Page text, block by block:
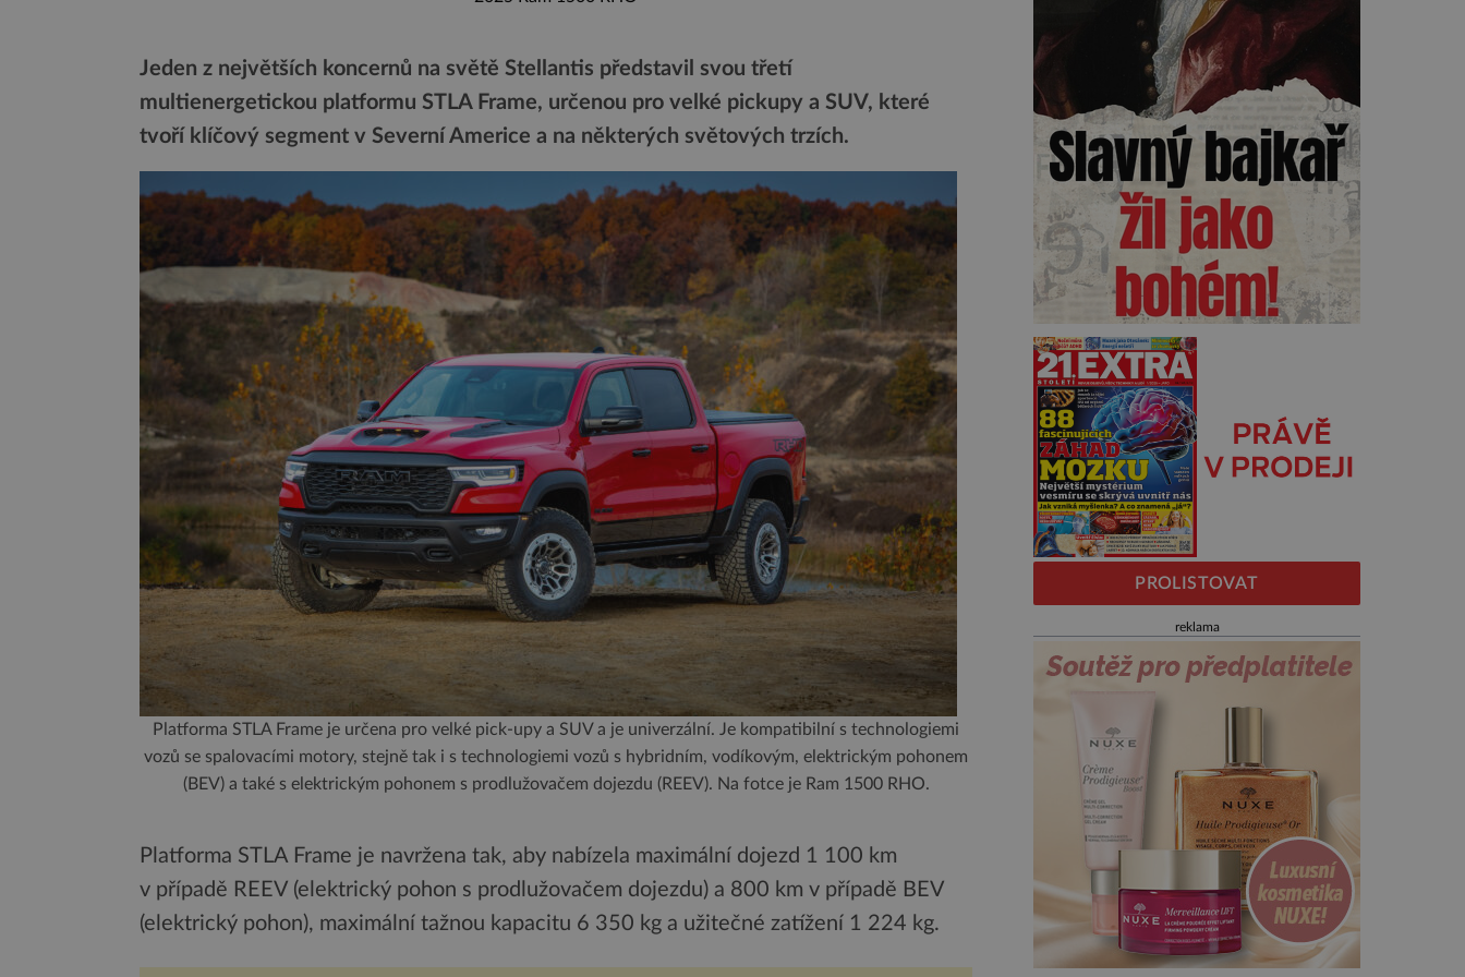
Jeden z největších koncernů na světě Stellantis představil svou třetí
multienergetickou platformu STLA Frame, určenou pro velké pickupy a SUV, které
tvoří klíčový segment v Severní Americe a na některých světových trzích.
Platforma STLA Frame je určena pro velké pick-upy a SUV a je univerzální. Je kompatibilní s technologiemi
vozů se spalovacími motory, stejně tak i s technologiemi vozů s hybridním, vodíkovým, elektrickým pohonem
(BEV) a také s elektrickým pohonem s prodlužovačem dojezdu (REEV). Na fotce je Ram 1500 RHO.
Platforma STLA Frame je navržena tak, aby nabízela maximální dojezd 1 100 km
v případě REEV (elektrický pohon s prodlužovačem dojezdu) a 800 km v případě BEV
(elektrický pohon), maximální tažnou kapacitu 6 350 kg a užitečné zatížení 1 224 kg.
PROLISTOVAT
reklama